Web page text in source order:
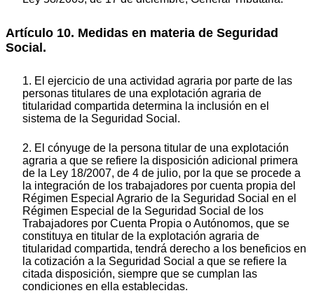
Artículo 10. Medidas en materia de Seguridad
Social.
1. El ejercicio de una actividad agraria por parte de las
personas titulares de una explotación agraria de
titularidad compartida determina la inclusión en el
sistema de la Seguridad Social.
2. El cónyuge de la persona titular de una explotación
agraria a que se refiere la disposición adicional primera
de la Ley 18/2007, de 4 de julio, por la que se procede a
la integración de los trabajadores por cuenta propia del
Régimen Especial Agrario de la Seguridad Social en el
Régimen Especial de la Seguridad Social de los
Trabajadores por Cuenta Propia o Autónomos, que se
constituya en titular de la explotación agraria de
titularidad compartida, tendrá derecho a los beneficios en
la cotización a la Seguridad Social a que se refiere la
citada disposición, siempre que se cumplan las
condiciones en ella establecidas.